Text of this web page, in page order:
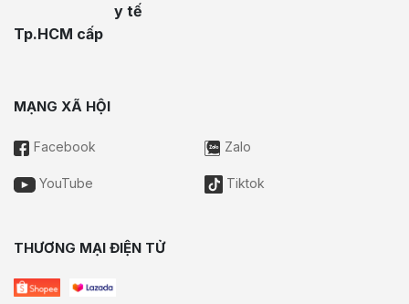
y tế
Tp.HCM cấp
MẠNG XÃ HỘI
Facebook Zalo
YouTube Tiktok
THƯƠNG MẠI ĐIỆN TỬ